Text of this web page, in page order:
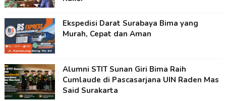
Ekspedisi Darat Surabaya Bima yang
Murah, Cepat dan Aman
Alumni STIT Sunan Giri Bima Raih
Cumlaude di Pascasarjana UIN Raden Mas
Said Surakarta